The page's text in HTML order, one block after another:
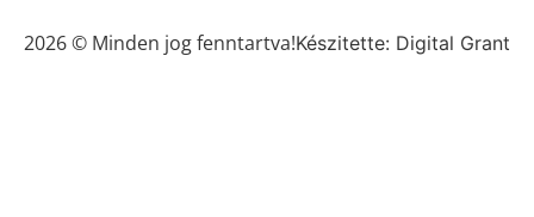
2026 © Minden jog fenntartva!Készitette: Digital Grant